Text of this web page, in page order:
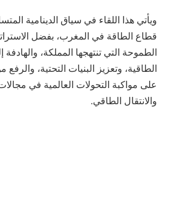
ويأتي هذا اللقاء في سياق الدينامية
قطاع الطاقة في المغرب، بفضل
الطموحة التي تنتهجها المملكة،
الطاقية، وتعزيز البنيات التحتية، والرفع
على مواكبة التحولات العالمية في
والانتقال الطاقي.